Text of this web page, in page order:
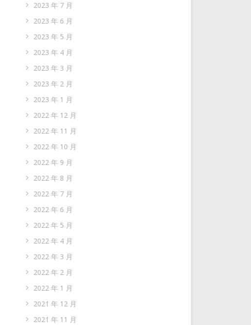
2023 年 7 月
2023 年 6 月
2023 年 5 月
2023 年 4 月
2023 年 3 月
2023 年 2 月
2023 年 1 月
2022 年 12 月
2022 年 11 月
2022 年 10 月
2022 年 9 月
2022 年 8 月
2022 年 7 月
2022 年 6 月
2022 年 5 月
2022 年 4 月
2022 年 3 月
2022 年 2 月
2022 年 1 月
2021 年 12 月
2021 年 11 月